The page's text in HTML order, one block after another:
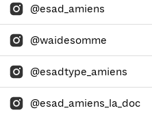
@esad_amiens
@waidesomme
@esadtype_amiens
@esad_amiens_la_doc